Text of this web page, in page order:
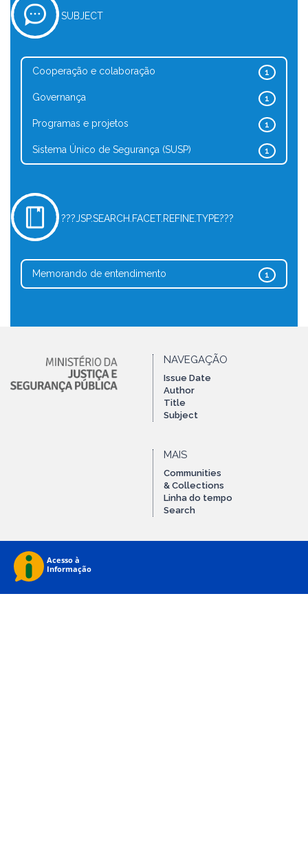
SUBJECT
1
Cooperação e colaboração
1
Governança
1
Programas e projetos
1
Sistema Único de Segurança (SUSP)
???JSP.SEARCH.FACET.REFINE.TYPE???
1
Memorando de entendimento
NAVEGAÇÃO
Issue Date
Author
Title
Subject
MAIS
Communities
& Collections
Linha do tempo
Search